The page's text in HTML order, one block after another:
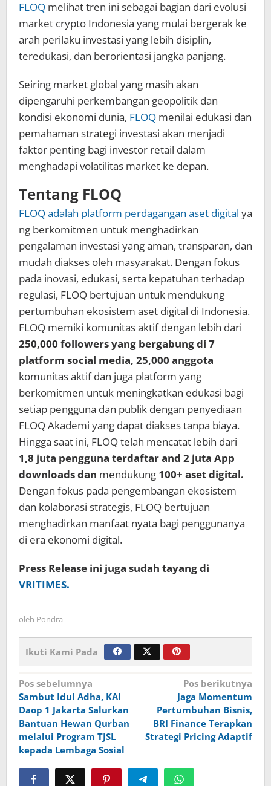
FLOQ melihat tren ini sebagai bagian dari evolusi
market crypto Indonesia yang mulai bergerak ke
arah perilaku investasi yang lebih disiplin,
teredukasi, dan berorientasi jangka panjang.
Seiring market global yang masih akan
dipengaruhi perkembangan geopolitik dan
kondisi ekonomi dunia, FLOQ menilai edukasi dan
pemahaman strategi investasi akan menjadi
faktor penting bagi investor retail dalam
menghadapi volatilitas market ke depan.
Tentang FLOQ
FLOQ adalah platform perdagangan aset digital ya
ng berkomitmen untuk menghadirkan
pengalaman investasi yang aman, transparan, dan
mudah diakses oleh masyarakat. Dengan fokus
pada inovasi, edukasi, serta kepatuhan terhadap
regulasi, FLOQ bertujuan untuk mendukung
pertumbuhan ekosistem aset digital di Indonesia.
FLOQ memiki komunitas aktif dengan lebih dari
250,000 followers yang bergabung di 7
platform social media, 25,000 anggota
komunitas aktif dan juga platform yang
berkomitmen untuk meningkatkan edukasi bagi
setiap pengguna dan publik dengan penyediaan
FLOQ Akademi yang dapat diakses tanpa biaya.
Hingga saat ini, FLOQ telah mencatat lebih dari
1,8 juta pengguna terdaftar and 2 juta App
downloadsdan mendukung 100+ aset digital.
Dengan fokus pada pengembangan ekosistem
dan kolaborasi strategis, FLOQ bertujuan
menghadirkan manfaat nyata bagi penggunanya
di era ekonomi digital.
Press Release ini juga sudah tayang di
VRITIMES.
oleh Pondra
Ikuti Kami Pada
Navigasi
pos
Pos sebelumnya
Sambut Idul Adha, KAI
Daop 1 Jakarta Salurkan
Bantuan Hewan Qurban
melalui Program TJSL
kepada Lembaga Sosial
Pos berikutnya
Jaga Momentum
Pertumbuhan Bisnis,
BRI Finance Terapkan
Strategi Pricing Adaptif